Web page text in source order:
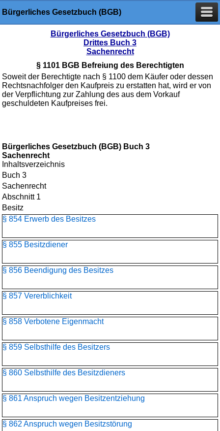
Bürgerliches Gesetzbuch (BGB)
Bürgerliches Gesetzbuch (BGB)
Drittes Buch 3
Sachenrecht
§ 1101 BGB Befreiung des Berechtigten
Soweit der Berechtigte nach § 1100 dem Käufer oder dessen
Rechtsnachfolger den Kaufpreis zu erstatten hat, wird er von
der Verpflichtung zur Zahlung des aus dem Vorkauf
geschuldeten Kaufpreises frei.
Bürgerliches Gesetzbuch (BGB) Buch 3
Sachenrecht
Inhaltsverzeichnis
Buch 3
Sachenrecht
Abschnitt 1
Besitz
§ 854 Erwerb des Besitzes
§ 855 Besitzdiener
§ 856 Beendigung des Besitzes
§ 857 Vererblichkeit
§ 858 Verbotene Eigenmacht
§ 859 Selbsthilfe des Besitzers
§ 860 Selbsthilfe des Besitzdieners
§ 861 Anspruch wegen Besitzentziehung
§ 862 Anspruch wegen Besitzstörung